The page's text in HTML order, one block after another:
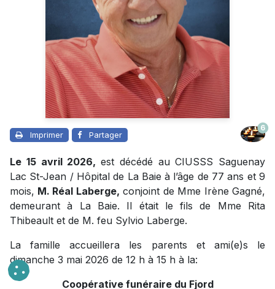
Imprimer Partager
6
Le 15 avril 2026, est décédé au CIUSSS Saguenay
Lac St-Jean / Hôpital de La Baie à l’âge de 77 ans et 9
mois, M. Réal Laberge, conjoint de Mme Irène Gagné,
demeurant à La Baie. Il était le fils de Mme Rita
Thibeault et de M. feu Sylvio Laberge.
La famille accueillera les parents et ami(e)s le
dimanche 3 mai 2026 de 12 h à 15 h à la:
Coopérative funéraire du Fjord